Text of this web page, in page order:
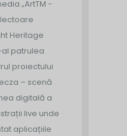
„ArtTM -
Heritage
patrulea
proiectului
– scenă
digitală a
live unde
aplicațiile